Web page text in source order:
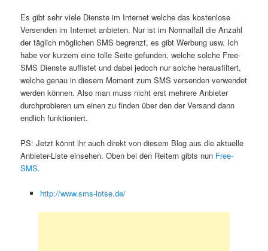
Es gibt sehr viele Dienste im Internet welche das kostenlose
Versenden im Internet anbieten. Nur ist im Normalfall die Anzahl
der täglich möglichen SMS begrenzt, es gibt Werbung usw. Ich
habe vor kurzem eine tolle Seite gefunden, welche solche Free-
SMS Dienste auflistet und dabei jedoch nur solche herausfiltert,
welche genau in diesem Moment zum SMS versenden verwendet
werden können. Also man muss nicht erst mehrere Anbieter
durchprobieren um einen zu finden über den der Versand dann
endlich funktioniert.
PS: Jetzt könnt ihr auch direkt von diesem Blog aus die aktuelle
Anbieter-Liste einsehen. Oben bei den Reitern gibts nun Free-
SMS.
http://www.sms-lotse.de/